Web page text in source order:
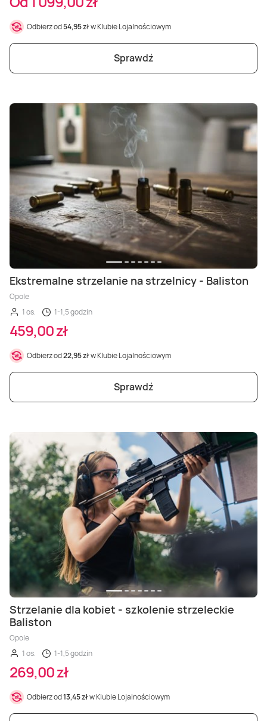
Odbierz od54,95 złw Klubie Lojalnościowym
Sprawdź
Ekstremalne strzelanie na strzelnicy - Baliston
Opole
1 os.
1-1,5 godzin
459,00 zł
Odbierz od22,95 złw Klubie Lojalnościowym
Sprawdź
Strzelanie dla kobiet - szkolenie strzeleckie
Baliston
Opole
1 os.
1-1,5 godzin
269,00 zł
Odbierz od13,45 złw Klubie Lojalnościowym